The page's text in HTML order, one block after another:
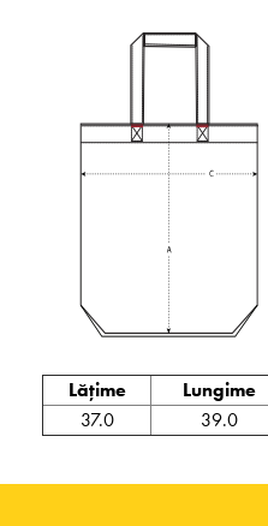
Lățime Lungime
37.0
39.0